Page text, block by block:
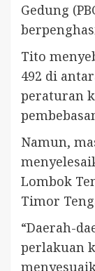
Gedung
Tito
492 di
peraturan
Namun,
Lombok
Timor
“Daerah-
perlakuan